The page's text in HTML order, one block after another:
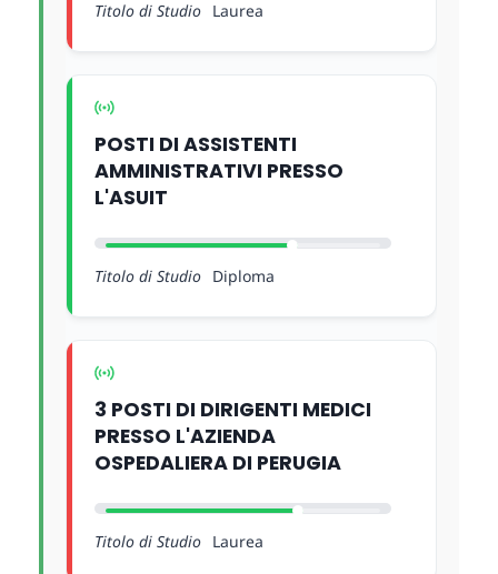
Titolo di Studio Laurea
POSTI DI ASSISTENTI
AMMINISTRATIVI PRESSO
L'ASUIT
Titolo di Studio Diploma
3 POSTI DI DIRIGENTI MEDICI
PRESSO L'AZIENDA
OSPEDALIERA DI PERUGIA
Titolo di Studio Laurea